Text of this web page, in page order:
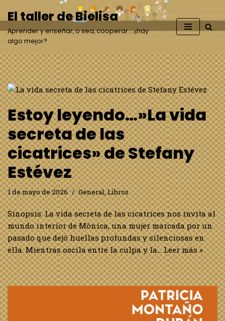
Saltar
al
contenido
El taller de Bielisa
Aprender y enseñar, o sea, cooperar… ¿hay
algo mejor?
Estoy leyendo…»La vida
secreta de las
cicatrices» de Stefany
Estévez
1 de mayo de 2026 General,Libros
Sinopsis: La vida secreta de las cicatrices nos invita al
mundo interior de Mónica, una mujer marcada por un
pasado que dejó huellas profundas y silenciosas en
ella. Mientras oscila entre la culpa y la…Leer más »